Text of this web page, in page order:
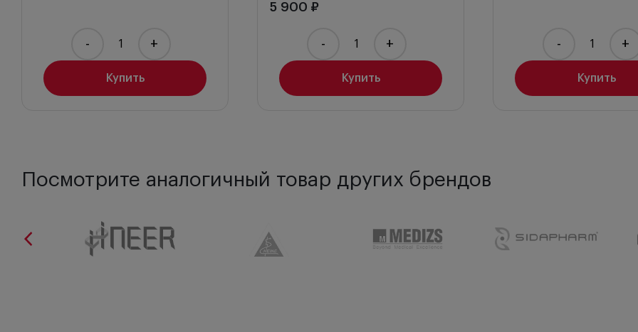
Купить
- +
5 900 ₽
Купить
- +
Купить
- +
Посмотрите аналогичный товар других брендов